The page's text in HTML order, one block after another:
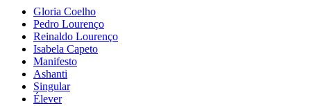
Gloria Coelho
Pedro Lourenço
Reinaldo Lourenço
Isabela Capeto
Manifesto
Ashanti
Singular
Élever